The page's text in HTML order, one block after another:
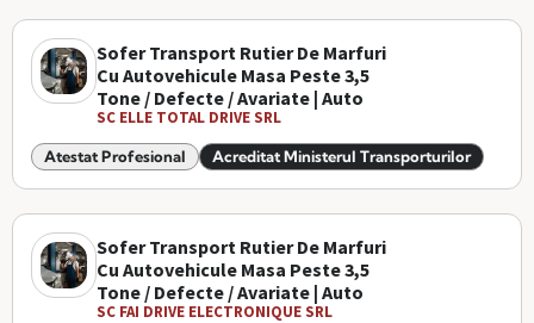
Sofer Transport Rutier De Marfuri
Cu Autovehicule Masa Peste 3,5
Tone / Defecte / Avariate | Auto
SC ELLE TOTAL DRIVE SRL
Atestat Profesional Acreditat Ministerul Transporturilor
Sofer Transport Rutier De Marfuri
Cu Autovehicule Masa Peste 3,5
Tone / Defecte / Avariate | Auto
SC FAI DRIVE ELECTRONIQUE SRL